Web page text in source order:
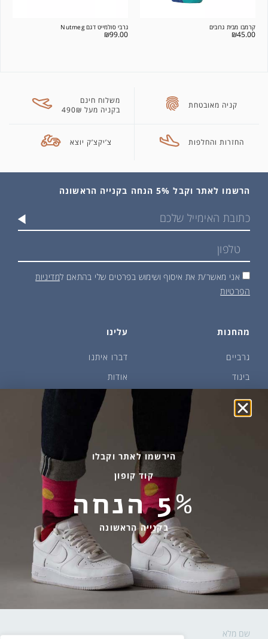
קרמבו מבית גרובים
₪45.00
גרבי סולמייט דגם Nutmeg
₪99.00
קניה מאובטחת
משלוח חינם
בקניה מעל 490₪
החזרות והחלפות צ’יקצ’ק יוצא
מהחנות
גרביים
ביגוד
פקעות ובצלים
עלינו
דברו איתנו
אודות
איפה קונים?
הבלוג של יודפת
החלפות והחזרות
אספקה ומשלוחים
הצהרת נגישות
מדיניות פרטיות
שירות לקוחות
בהודעות ווטסאפ בלבד
058-7477780
contact@yodfat.shop
ימים א׳-ה׳,9:00-13:00
הרשמו לאתר וקבל 5% הנחה בקנייה הראשונה
אני מאשר/ת את איסוף ושימוש בפרטים שלי בהתאם למדיניות
הפרטיות
הירשמו לאתר וקבלו
קוד קופון
5% הנחה
בקנייה הראשונה